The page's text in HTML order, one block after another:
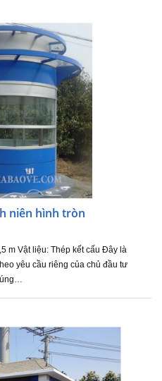
niên hình tròn
m Vật liệu: Thép kết cấu Đây là
yêu cầu riêng của chủ đầu tư